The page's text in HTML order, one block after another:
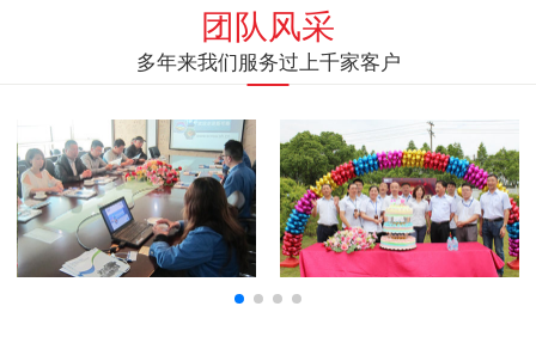
团队风采
多年来我们服务过上千家客户